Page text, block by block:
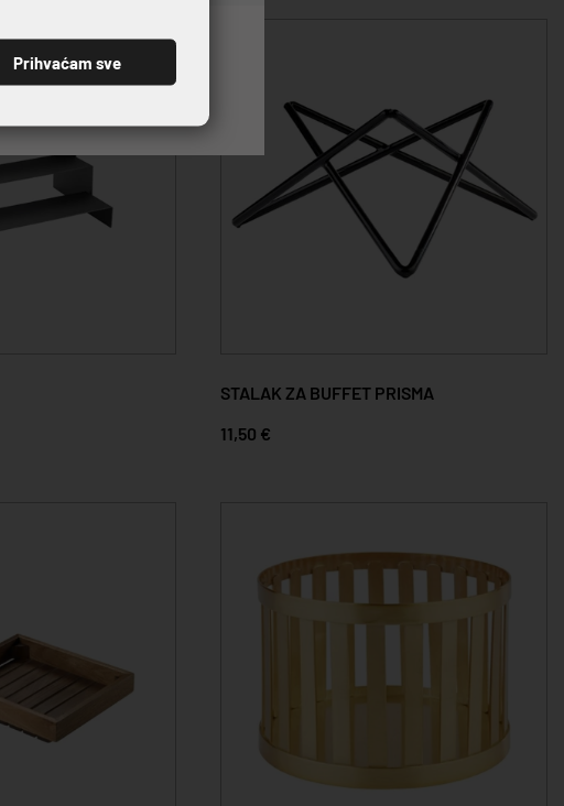
STALAK ZA BUFFET PRISMA
11,50 €
Prihvaćam sve